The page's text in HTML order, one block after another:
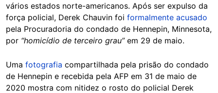
vários estados norte-americanos. Após ser expulso da
força policial, Derek Chauvin foi formalmente acusado
pela Procuradoria do condado de Hennepin, Minnesota,
por “homicídio de terceiro grau”em 29 de maio.
Uma fotografia compartilhada pela prisão do condado
de Hennepin e recebida pela AFP em 31 de maio de
2020 mostra com nitidez o rosto do policial Derek